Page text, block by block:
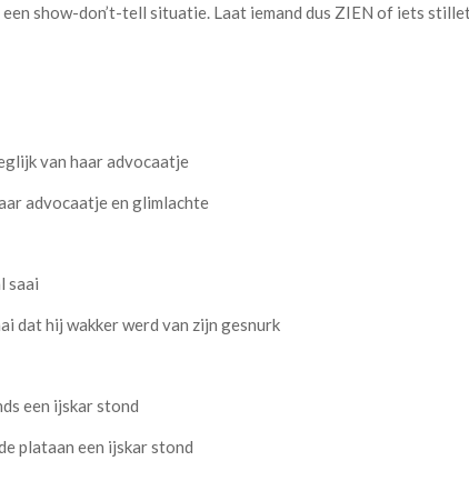
show-don’t-tell situatie. Laat iemand dus ZIEN of iets
van haar advocaatje
advocaatje en glimlachte
saai
dat hij wakker werd van zijn gesnurk
een ijskar stond
plataan een ijskar stond